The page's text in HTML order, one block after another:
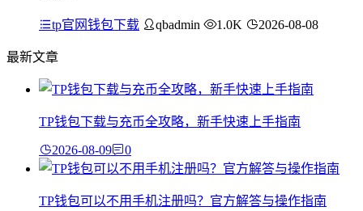
tp官网钱包下载 qbadmin 1.0K 2026-08-08
最新文章
TP钱包下载与充币全攻略，新手快速上手指南
2026-08-09 0
TP钱包可以不用手机注册吗？官方解答与操作指南